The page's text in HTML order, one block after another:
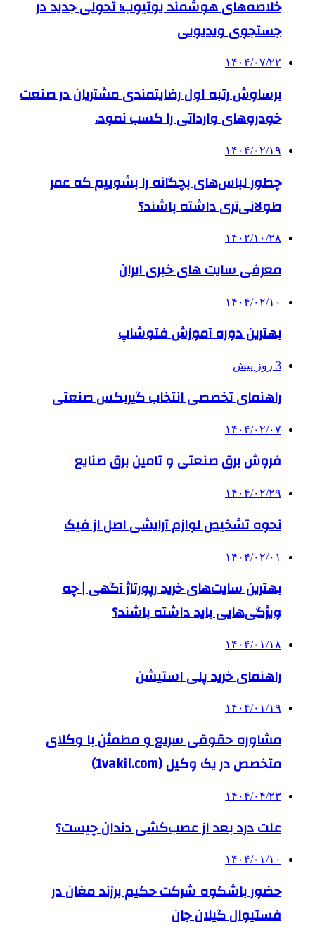
خلاصه‌های هوشمند یوتیوب؛ تحولی جدید در
جستجوی ویدیویی
۱۴۰۴/۰۷/۲۲
برساوش رتبه اول رضایتمندی مشتریان در صنعت
خودروهای وارداتی را کسب نمود.
۱۴۰۴/۰۲/۱۹
چطور لباس‌های بچگانه را بشوییم که عمر
طولانی‌تری داشته باشند؟
۱۴۰۲/۱۰/۲۸
معرفی سایت های خبری ایران
۱۴۰۴/۰۲/۱۰
بهترین دوره آموزش فتوشاپ
3 روز پیش
راهنمای تخصصی انتخاب گیربکس صنعتی
۱۴۰۴/۰۲/۰۷
فروش برق صنعتی و تامین برق صنایع
۱۴۰۴/۰۲/۲۹
نحوه تشخیص لوازم آرایشی اصل از فیک
۱۴۰۴/۰۲/۰۱
بهترین سایت‌های خرید رپورتاژ آگهی | چه
ویژگی‌هایی باید داشته باشند؟
۱۴۰۴/۰۱/۱۸
راهنمای خرید پلی استیشن
۱۴۰۴/۰۱/۱۹
مشاوره حقوقی سریع و مطمئن با وکلای
متخصص در یک وکیل (1vakil.com)
۱۴۰۴/۰۴/۲۳
علت درد بعد از عصب‌کشی دندان چیست؟
۱۴۰۴/۰۱/۱۰
حضور باشکوه شرکت حکیم برزند مغان در
فستیوال گیلان جان